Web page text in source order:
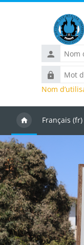
Nom
d’utilisateur
Mot
de
Nom
Français ‎(fr)‎